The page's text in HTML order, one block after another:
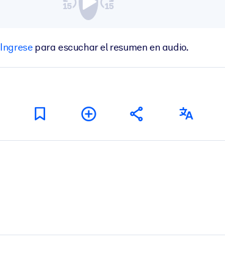
Ingresepara escuchar el resumen en audio.